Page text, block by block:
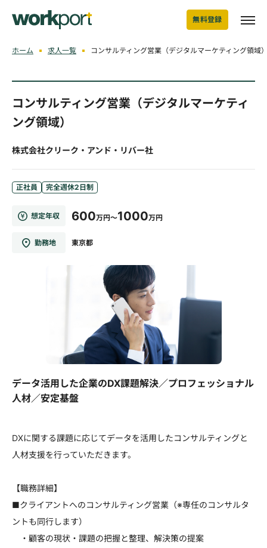
無料登録
ホーム 求人一覧 コンサルティング営業（デジタルマーケティング領域
コンサルティング営業（デジタルマーケティ
ング領域）
株式会社クリーク・アンド・リバー社
正社員 完全週休2日制
想定年収 600万円～1000万円
勤務地 東京都
データ活用した企業のDX課題解決／プロフェッショナル
人材／安定基盤
DXに関する課題に応じてデータを活用したコンサルティングと
人材支援を行っていただきます。
【職務詳細】
■クライアントへのコンサルティング営業（※専任のコンサルタ
ントも同行します）
・顧客の現状・課題の把握と整理、解決策の提案